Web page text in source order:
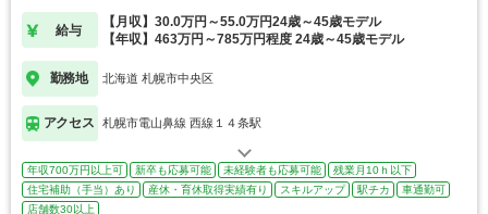
給与
【月収】30.0万円～55.0万円24歳～45歳モデル
【年収】463万円～785万円程度 24歳～45歳モデル
勤務地 北海道 札幌市中央区
アクセス 札幌市電山鼻線 西線１４条駅
年収700万円以上可 新卒も応募可能 未経験者も応募可能
残業月10ｈ以下
住宅補助（手当）あり
産休・育休取得実績有り スキルアップ 駅チカ
車通勤可
店舗数30以上